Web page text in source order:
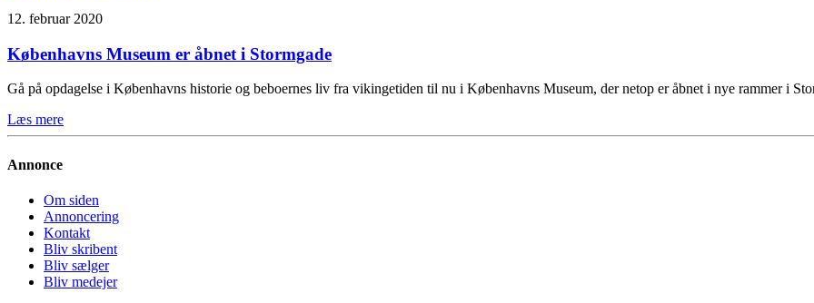
12. februar 2020
Københavns Museum er åbnet i Stormgade
Gå på opdagelse i Københavns historie og beboernes liv fra vikingetiden til nu i Københavns Museum, der netop er åbnet i nye rammer i
Læs mere
Annonce
Om siden
Annoncering
Kontakt
Bliv skribent
Bliv sælger
Bliv medejer